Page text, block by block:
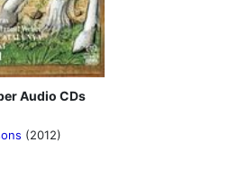
Audio CDs
(2012)